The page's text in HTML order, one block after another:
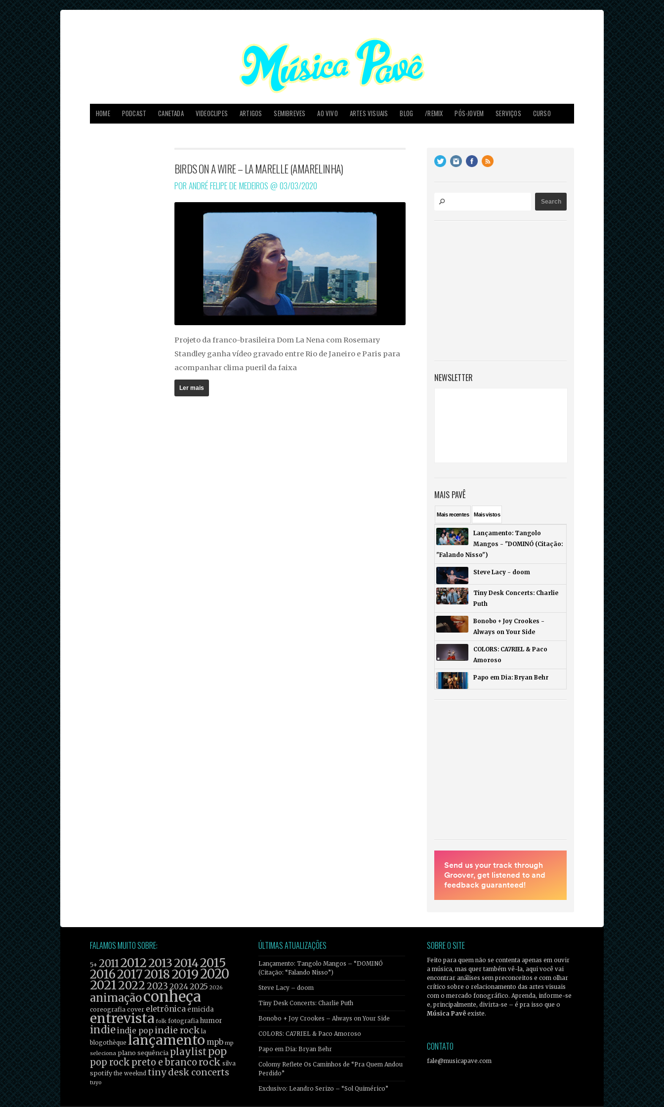
HOME PODCAST CANETADA VIDEOCLIPES ARTIGOS SEMIBREVES AO VIVO ARTES VISUAIS BLOG /REMIX PÓS-JOVEM SERVIÇOS CURSO
BIRDS ON A WIRE – LA MARELLE (AMARELINHA)
POR ANDRÉ FELIPE DE MEDEIROS @03/03/2020
Projeto da franco-brasileira Dom La Nena com Rosemary
Standley ganha vídeo gravado entre Rio de Janeiro e Paris para
acompanhar clima pueril da faixa
Ler mais
NEWSLETTER
MAIS PAVÊ
Maisrecentes Maisvistos
Lançamento: Tangolo
Mangos - "DOMINÓ (Citação:
"Falando Nisso")
Steve Lacy - doom
Tiny Desk Concerts: Charlie
Puth
Bonobo + Joy Crookes -
Always on Your Side
COLORS: CA7RIEL & Paco
Amoroso
Papo em Dia: Bryan Behr
FALAMOS MUITO SOBRE:
5+ 20112012201320142015
20162017201820192020
202120222023 20242025 2026
animaçãoconheça
coreografia cover eletrônica emicida
entrevista folk fotografia humor
indieindie pop indie rock la
blogothèque lançamento mpb mp
seleciona plano sequência playlist pop
pop rock preto e branco rock silva
spotify the weeknd tiny desk concerts
tuyo
ÚLTIMAS ATUALIZAÇÕES
Lançamento: Tangolo Mangos – “DOMINÓ
(Citação: “Falando Nisso”)
Steve Lacy – doom
Tiny Desk Concerts: Charlie Puth
Bonobo + Joy Crookes – Always on Your Side
COLORS: CA7RIEL & Paco Amoroso
Papo em Dia: Bryan Behr
Colomy Reflete Os Caminhos de “Pra Quem Andou
Perdido”
Exclusivo: Leandro Serizo – “Sol Quimérico”
SOBRE O SITE
Feito para quem não se contenta apenas em ouvir
a música, mas quer também vê-la, aqui você vai
encontrar análises sem preconceitos e com olhar
crítico sobre o relacionamento das artes visuais
com o mercado fonográfico. Aprenda, informe-se
e, principalmente, divirta-se – é pra isso que o
Música Pavê existe.
CONTATO
fale@musicapave.com